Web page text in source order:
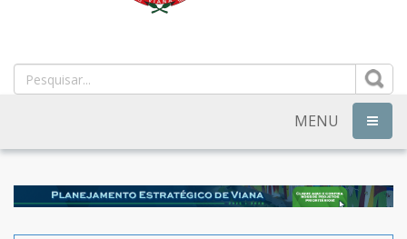
MUNICIPAL
DE
VIANA
ES
MENU